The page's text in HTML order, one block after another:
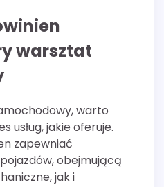
warsztat
warto
usług, jakie oferuje.
zapewniać
obejmującą
jak i